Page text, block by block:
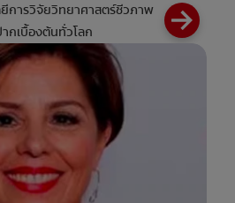
การวิจัยวิทยาศาสตร์ชีวภาพ
กเบื้องต้นทั่วโลก